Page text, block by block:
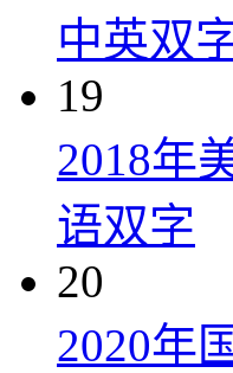
中英双
19
2018年
语双字
20
2020年